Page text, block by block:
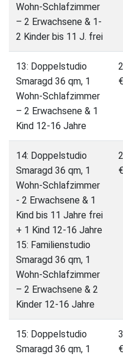
Wohn-Schlafzimmer
– 2 Erwachsene & 1-
2 Kinder bis 11 J. frei
13: Doppelstudio
Smaragd 36 qm, 1
Wohn-Schlafzimmer
– 2 Erwachsene & 1
Kind 12-16 Jahre
€
14: Doppelstudio
Smaragd 36 qm, 1
Wohn-Schlafzimmer
- 2 Erwachsene & 1
Kind bis 11 Jahre frei
+ 1 Kind 12-16 Jahre
15: Familienstudio
Smaragd 36 qm, 1
Wohn-Schlafzimmer
– 2 Erwachsene & 2
Kinder 12-16 Jahre
€
15: Doppelstudio
Smaragd 36 qm, 1
€